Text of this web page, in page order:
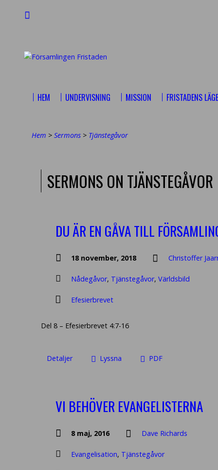
HEM UNDERVISNING MISSION FRISTADENS
Hem > Sermons > Tjänstegåvor
SERMONS ON TJÄNSTEGÅVOR
DU ÄR EN GÅVA TILL
18 november, 2018 Christoffer
Nådegåvor, Tjänstegåvor, Världsbild
Efesierbrevet
Del 8 – Efesierbrevet 4:7-16
Detaljer Lyssna PDF
VI BEHÖVER EVANGELISTERNA
8 maj, 2016 Dave Richards
Evangelisation, Tjänstegåvor